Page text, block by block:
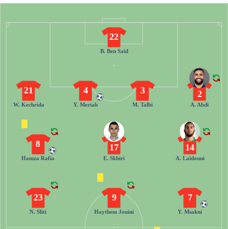
22
B. Ben Saïd
2
A. Abdi
3
M. Talbi
4
Y. Meriah
21
W. Kechrida
14
A. Laïdouni
17
E. Skhiri
8
Hamza Rafia
7
Y. Msakni
9
Haythem Jouini
23
N. Sliti